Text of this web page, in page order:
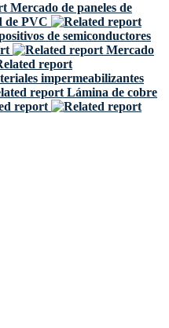
Mercado de paneles de
de PVC
de semiconductores
Mercado
impermeabilizantes
Lámina de cobre